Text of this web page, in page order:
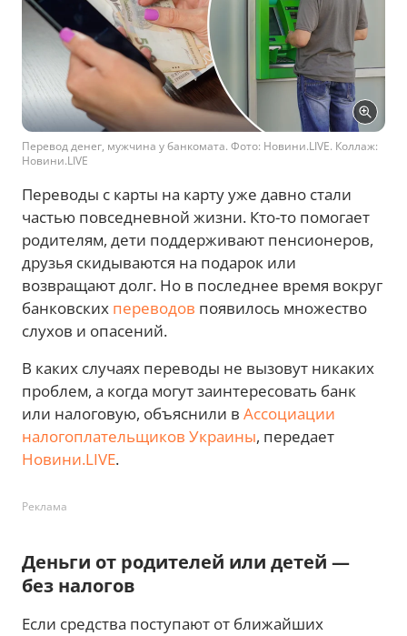
Перевод денег, мужчина у банкомата. Фото: Новини.LIVE. Коллаж:
Новини.LIVE
Переводы с карты на карту уже давно стали
частью повседневной жизни. Кто-то помогает
родителям, дети поддерживают пенсионеров,
друзья скидываются на подарок или
возвращают долг. Но в последнее время вокруг
банковских переводов появилось множество
слухов и опасений.
В каких случаях переводы не вызовут никаких
проблем, а когда могут заинтересовать банк
или налоговую, объяснили в Ассоциации
налогоплательщиков Украины, передает
Новини.LIVE.
Реклама
Деньги от родителей или детей —
без налогов
Если средства поступают от ближайших